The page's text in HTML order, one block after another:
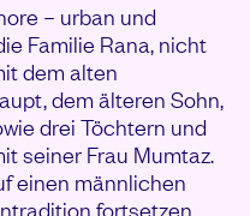
– urban und
Familie Rana, nicht
dem alten
dem älteren Sohn,
drei Töchtern und
seiner Frau Mumtaz.
einen männlichen
fortsetzen